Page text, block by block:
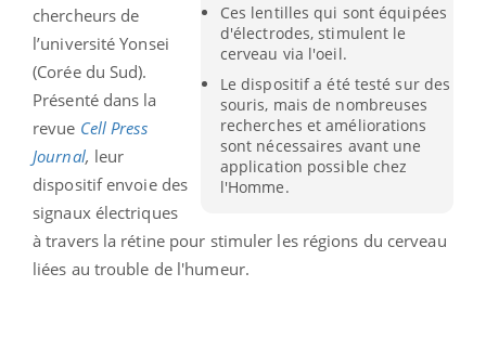
Ces lentilles qui sont équipées
d'électrodes, stimulent le
cerveau via l'oeil.
Le dispositif a été testé sur des
souris, mais de nombreuses
recherches et améliorations
sont nécessaires avant une
application possible chez
l'Homme.
chercheurs de
l’université Yonsei
(Corée du Sud).
Présenté dans la
revue Cell Press
Journal, leur
dispositif envoie des
signaux électriques
à travers la rétine pour stimuler les régions du cerveau
liées au trouble de l'humeur.